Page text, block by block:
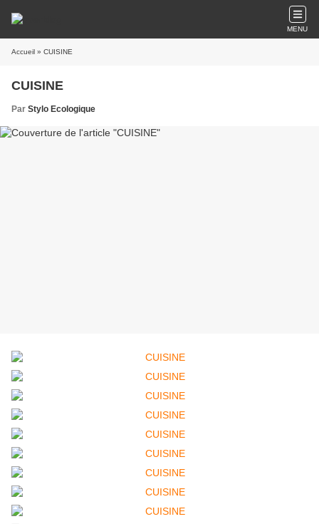
MENU
Accueil » CUISINE
CUISINE
Par Stylo Ecologique